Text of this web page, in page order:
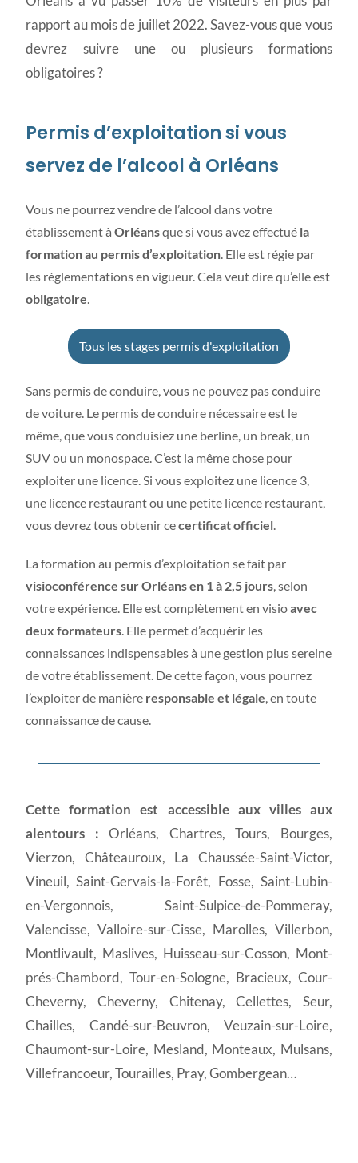
rapport au mois de juillet 2022. Savez-vous que vous
devrez suivre une ou plusieurs formations
obligatoires ?
Permis d’exploitation si vous
servez de l’alcool à Orléans
Vous ne pourrez vendre de l’alcool dans votre
établissement àOrléansque si vous avez effectué la
formation au permis d’exploitation. Elle est régie par
les réglementations en vigueur. Cela veut dire qu’elle est
obligatoire.
Tous les stages permis d'exploitation
Sans permis de conduire, vous ne pouvez pas conduire
de voiture. Le permis de conduire nécessaire est le
même, que vous conduisiez une berline, un break, un
SUV ou un monospace. C’est la même chose pour
exploiter une licence. Si vous exploitez une licence 3,
une licence restaurant ou une petite licence restaurant,
vous devrez tous obtenir cecertificat officiel.
La formation au permis d’exploitation se fait par
visioconférence sur Orléans en 1 à 2,5 jours, selon
votre expérience. Elle est complètement en visioavec
deux formateurs. Elle permet d’acquérir les
connaissances indispensables à une gestion plus sereine
de votre établissement. De cette façon, vous pourrez
l’exploiter de manière responsable et légale, en toute
connaissance de cause.
Cette formation est accessible aux villes aux
alentours : Orléans, Chartres, Tours, Bourges,
Vierzon, Châteauroux, La Chaussée-Saint-Victor,
Vineuil, Saint-Gervais-la-Forêt, Fosse, Saint-Lubin-
en-Vergonnois, Saint-Sulpice-de-Pommeray,
Valencisse, Valloire-sur-Cisse, Marolles, Villerbon,
Montlivault, Maslives, Huisseau-sur-Cosson, Mont-
prés-Chambord, Tour-en-Sologne, Bracieux, Cour-
Cheverny, Cheverny, Chitenay, Cellettes, Seur,
Chailles, Candé-sur-Beuvron, Veuzain-sur-Loire,
Chaumont-sur-Loire, Mesland, Monteaux, Mulsans,
Villefrancoeur, Tourailles, Pray, Gombergean…